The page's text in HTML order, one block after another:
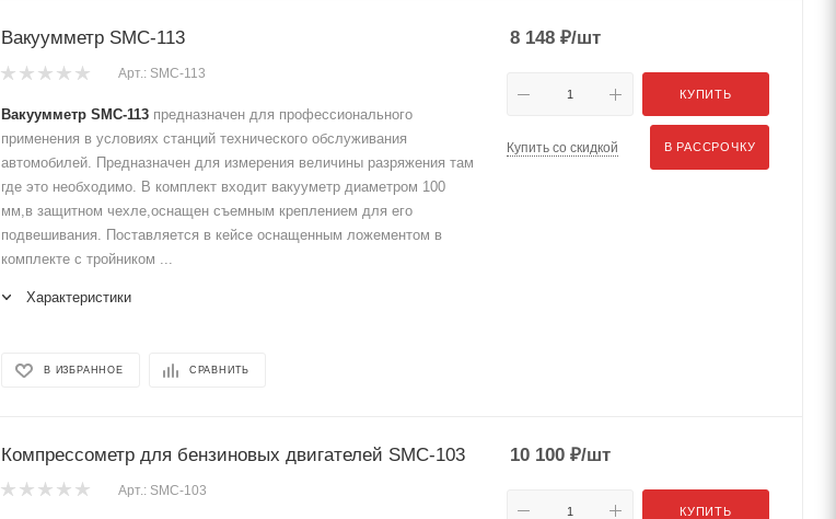
Вакуумметр SMC-113
Арт.: SMC-113
Вакуумметр SMC-113 предназначен для профессионального
применения в условиях станций технического обслуживания
автомобилей. Предназначен для измерения величины разряжения там
где это необходимо. В комплект входит вакууметр диаметром 100
мм,в защитном чехле,оснащен съемным креплением для его
подвешивания. Поставляется в кейсе оснащенным ложементом в
комплекте с тройником ...
Характеристики
В ИЗБРАННОЕ СРАВНИТЬ
8 148 ₽/шт
КУПИТЬ
Купить со скидкой В РАССРОЧКУ
Компрессометр для бензиновых двигателей SMC-103
Арт.: SMC-103
10 100 ₽/шт
КУПИТЬ